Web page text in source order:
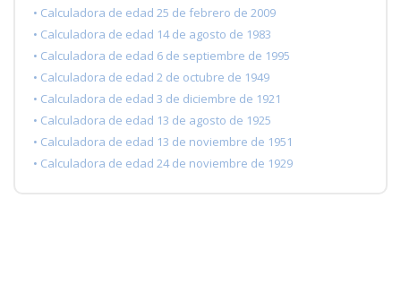
• Calculadora de edad 25 de febrero de 2009
• Calculadora de edad 14 de agosto de 1983
• Calculadora de edad 6 de septiembre de 1995
• Calculadora de edad 2 de octubre de 1949
• Calculadora de edad 3 de diciembre de 1921
• Calculadora de edad 13 de agosto de 1925
• Calculadora de edad 13 de noviembre de 1951
• Calculadora de edad 24 de noviembre de 1929